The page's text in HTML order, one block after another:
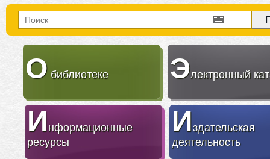
О библиотеке Электронный
Информационные
ресурсы
Издательская
деятельность